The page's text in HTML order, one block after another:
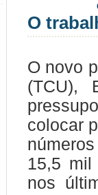
O
O novo
(TCU),
colocar
15,5
nos